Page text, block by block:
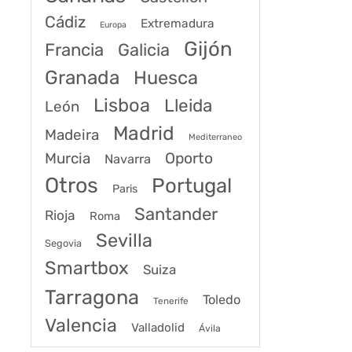
Cádiz
Europa Extremadura
Francia Galicia Gijón
Granada Huesca
León Lisboa Lleida
Madeira Madrid Mediterraneo
Murcia Navarra Oporto
Otros Paris Portugal
Rioja Roma Santander
Segovia
Sevilla
Smartbox
Suiza
Tarragona Tenerife Toledo
Valencia Valladolid Ávila